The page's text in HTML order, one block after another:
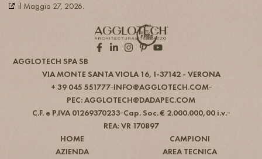
il Maggio 27, 2026.
AGGLOTECH SPA SB
VIA MONTE SANTA VIOLA 16, I-37142 - VERONA
+ 39 045 551777 INFO@AGGLOTECH.COM
PEC: AGGLOTECH@DADAPEC.COM
C.F. e P.IVA 012​693​702​33 Cap. Soc. € 2.000.000,00 i.v.
REA: VR 170897
HOME
AZIENDA
CAMPIONI
AREA TECNICA